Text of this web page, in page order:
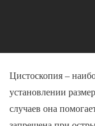
Цистоскопия –
установлении
случаев она